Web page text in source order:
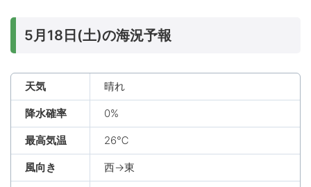
5月18日(土)の海況予報
天気 晴れ
降水確率 0%
最高気温 26℃
風向き 西→東